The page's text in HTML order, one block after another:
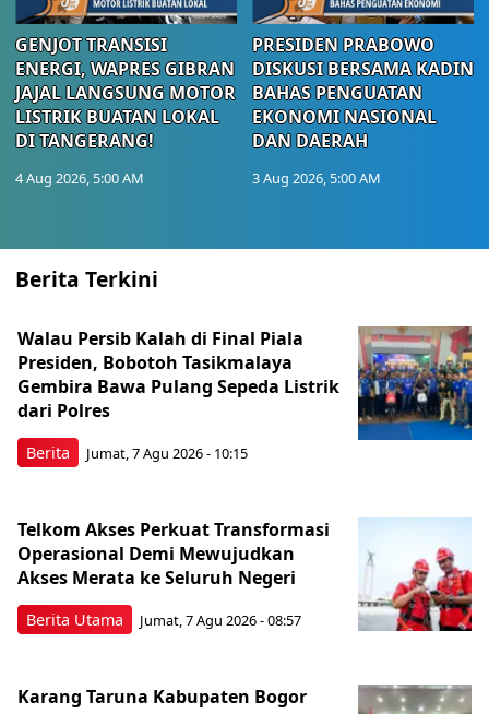
GENJOT TRANSISI
ENERGI, WAPRES GIBRAN
JAJAL LANGSUNG MOTOR
LISTRIK BUATAN LOKAL
DI TANGERANG!
4 Aug 2026, 5:00 AM
PRESIDEN PRABOWO
DISKUSI BERSAMA KADIN
BAHAS PENGUATAN
EKONOMI NASIONAL
DAN DAERAH
3 Aug 2026, 5:00 AM
Berita Terkini
Berita
Walau Persib Kalah di Final Piala
Presiden, Bobotoh Tasikmalaya
Gembira Bawa Pulang Sepeda Listrik
dari Polres
Jumat, 7 Agu 2026 - 10:15
Berita Utama
Telkom Akses Perkuat Transformasi
Operasional Demi Mewujudkan
Akses Merata ke Seluruh Negeri
Jumat, 7 Agu 2026 - 08:57
Karang Taruna Kabupaten Bogor